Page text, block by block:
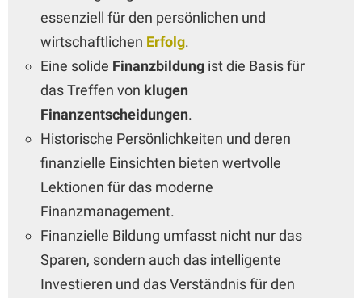
essenziell für den persönlichen und
wirtschaftlichen Erfolg.
Eine solide Finanzbildung ist die Basis für
das Treffen von klugen
Finanzentscheidungen.
Historische Persönlichkeiten und deren
finanzielle Einsichten bieten wertvolle
Lektionen für das moderne
Finanzmanagement.
Finanzielle Bildung umfasst nicht nur das
Sparen, sondern auch das intelligente
Investieren und das Verständnis für den